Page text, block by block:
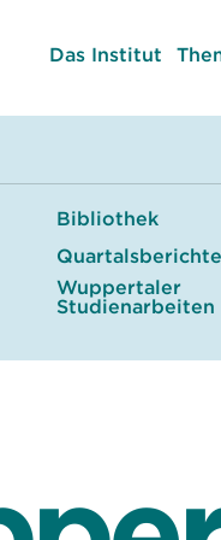
Das Institut
Bibliothek
Quartalsberichte
Wuppertaler
Studienarbeiten